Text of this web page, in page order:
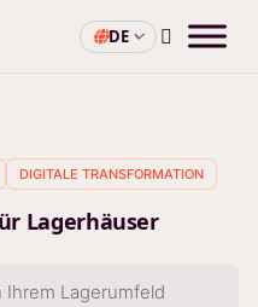
DE
DIGITALE TRANSFORMATION
Lagerhäuser
Ihrem Lagerumfeld